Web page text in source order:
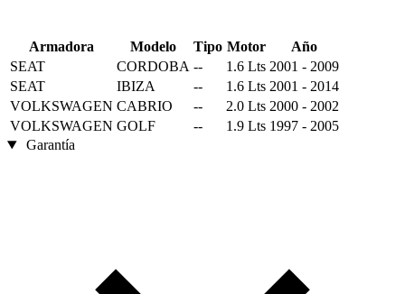
Armadora Modelo Tipo Motor
Año
SEAT
CORDOBA -- 1.6 Lts 2001 - 2009
SEAT
IBIZA -- 1.6 Lts 2001 - 2014
VOLKSWAGEN CABRIO -- 2.0 Lts 2000 - 2002
VOLKSWAGEN GOLF -- 1.9 Lts 1997 - 2005
Garantía